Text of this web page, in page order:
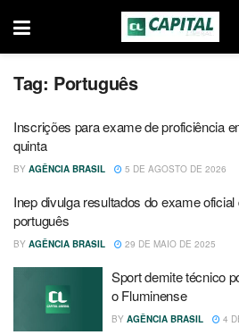
Tag: Português
Inscrições para exame de proficiência
quinta
BY AGÊNCIA BRASIL 5 DE AGOSTO DE 2026
Inep divulga resultados do exame
português
BY AGÊNCIA BRASIL 29 DE MAIO DE 2025
Sport demite técnico
o Fluminense
BY AGÊNCIA BRASIL 4